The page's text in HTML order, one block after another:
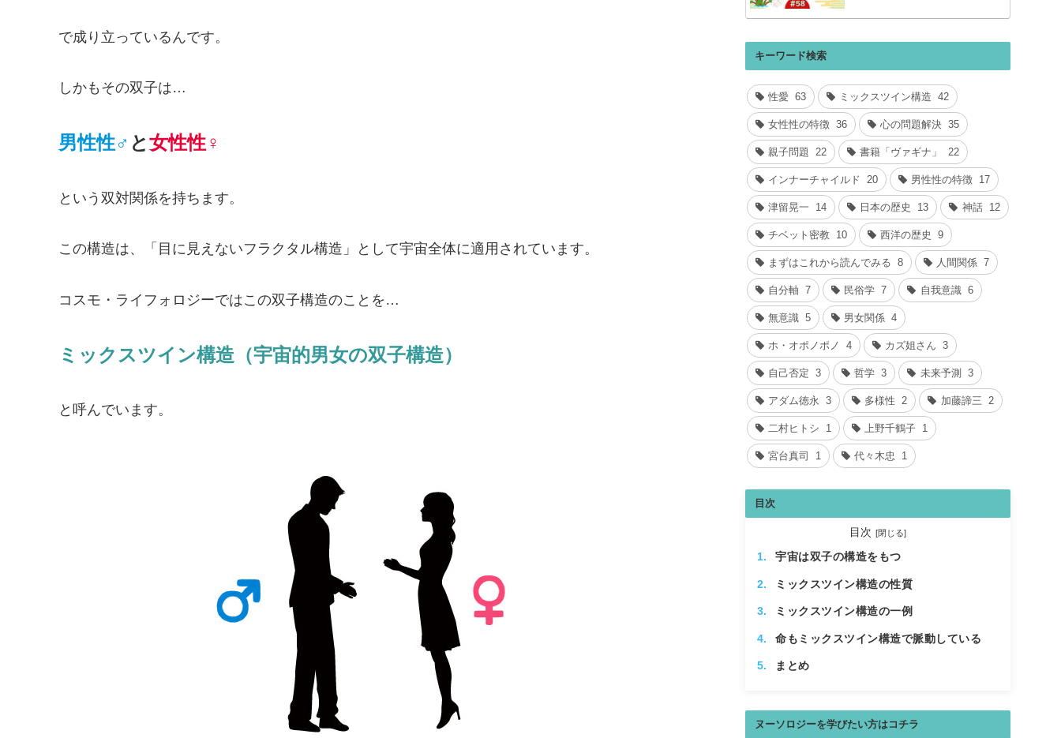
で成り立っているんです。
しかもその双子は…
男性性♂ と女性性♀
という双対関係を持ちます。
この構造は、「目に見えないフラクタル構造」として宇宙全体に適用されています。
コスモ・ライフォロジーではこの双子構造のことを…
ミックスツイン構造（宇宙的男女の双子構造）
と呼んでいます。
キーワード検索
性愛 63 ミックスツイン構造 42
女性性の特徴 36 心の問題解決 35
親子問題 22 書籍「ヴァギナ」 22
インナーチャイルド 20 男性性の特徴 17
津留晃一 14 日本の歴史 13 神話 12
チベット密教 10 西洋の歴史 9
まずはこれから読んでみる 8 人間関係 7
自分軸 7 民俗学 7 自我意識 6
無意識 5 男女関係 4
ホ・オポノポノ 4 カズ姐さん 3
自己否定 3 哲学 3 未来予測 3
アダム徳永 3 多様性 2 加藤諦三 2
二村ヒトシ 1 上野千鶴子 1
宮台真司 1 代々木忠 1
目次
目次
宇宙は双子の構造をもつ
ミックスツイン構造の性質
ミックスツイン構造の一例
命もミックスツイン構造で脈動している
まとめ
ヌーソロジーを学びたい方はコチラ